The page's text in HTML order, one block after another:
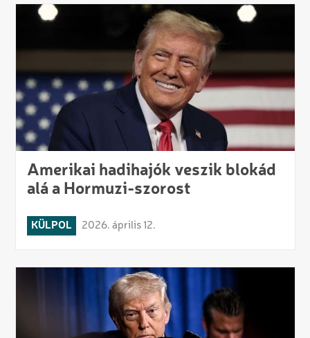
Amerikai hadihajók veszik blokád
alá a Hormuzi-szorost
KÜLPOL 2026. április 12.